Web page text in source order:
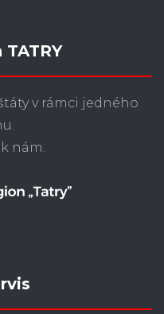
v rámci jedného
nám.